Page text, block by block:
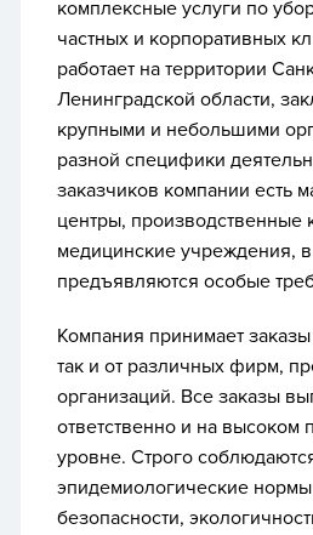
комплексные услуги по
частных и корпоративных
работает на территории
Ленинградской области,
крупными и небольшими
разной специфики
заказчиков компании есть
центры, производственные
медицинские учреждения,
предъявляются особые
Компания принимает
так и от различных фирм,
организаций. Все заказы
ответственно и на
уровне. Строго
эпидемиологические
безопасности,